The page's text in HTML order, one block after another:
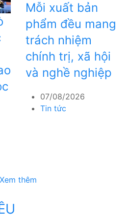
Mỗi xuất bản
phẩm đều mang
trách nhiệm
chính trị, xã hội
và nghề nghiệp
07/08/2026
Tin tức
Xem thêm